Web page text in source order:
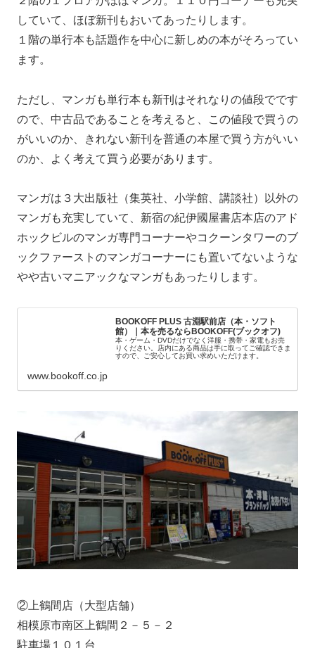
していて、ほぼ新刊もおいてあったりします。
１階の単行本も話題作を中心に新しめの本がそろってい
ます。
ただし、マンガも単行本も新刊はそれなりの値段でです
ので、中古品であることを考えると、この値段で買うの
がいいのか、きれない新刊を普通の本屋で買う方がいい
のか、よく考えて買う必要があります。
マンガは３大出版社（集英社、小学館、講談社）以外の
マンガも充実していて、新宿の紀伊國屋書店本店のアド
ホックビルのマンガ専門コーナーやコクーンタワーのブ
ックファーストのマンガコーナーにも置いてないような
やや古いマニアックなマンガもあったりします。
BOOKOFF PLUS 古淵駅前店（本・ソフト
館）｜本を売るならBOOKOFF(ブックオフ)
本・ゲーム・DVDだけでなく洋服・携帯・家電もお売
りください。店内にある商品は手に取ってご確認できま
すので、ご安心してお買い求めいただけます。
www.bookoff.co.jp
②上鶴間店（大型店舗）
相模原市南区上鶴間２－５－２
駐車場１０１台